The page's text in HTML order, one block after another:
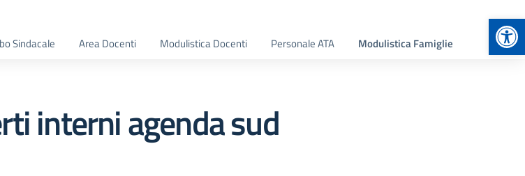
Sindacale Area Docenti Modulistica Docenti Personale ATA Modulistica Famiglie
interni agenda sud